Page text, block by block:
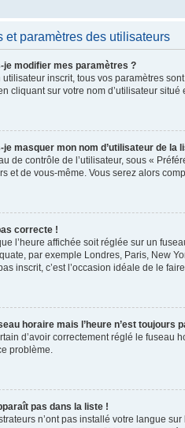
et paramètres des utilisateurs
je modifier mes paramètres ?
utilisateur inscrit, tous vos paramètres
cliquant sur votre nom d’utilisateur
je masquer mon nom d’utilisateur de la
de contrôle de l’utilisateur, sous «
et de vous-même. Vous serez alors
correcte !
l’heure affichée soit réglée sur un
par exemple Londres, Paris, New
inscrit, c’est l’occasion idéale de le faire.
horaire mais l’heure n’est toujours
d’avoir correctement réglé le fuseau
problème.
pas dans la liste !
n’ont pas installé votre langue